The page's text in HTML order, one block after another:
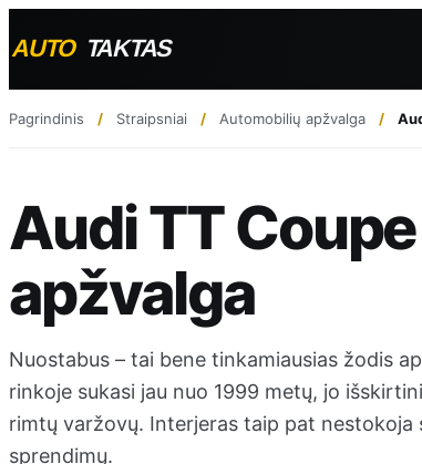
Pagrindinis Straipsniai Automobilių apžvalga
Audi TT
apžvalga
Nuostabus – tai bene tinkamiausias žodis
rinkoje sukasi jau nuo 1999 metų, jo
rimtų varžovų. Interjeras taip pat nestokoja
sprendimų.